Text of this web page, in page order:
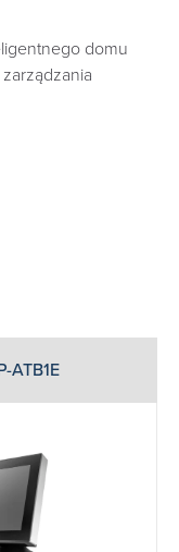
domu
ATB1E